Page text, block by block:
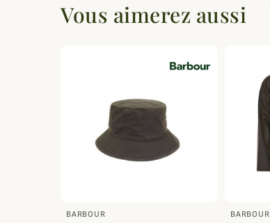
Vous aimerez aussi
BARBOUR BARBOUR